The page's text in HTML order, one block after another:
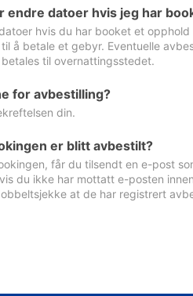
endre datoer hvis jeg har
hvis du har booket et
å betale et gebyr. Eventuelle
til overnattingsstedet.
for avbestilling?
din.
er blitt avbestilt?
får du tilsendt en e-post
du ikke har mottatt e-posten
at de har registrert